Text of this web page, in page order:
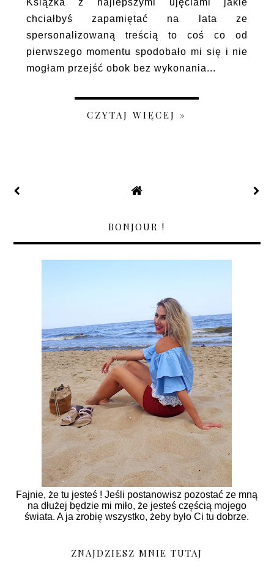
chciałbyś zapamiętać na lata ze
spersonalizowaną treścią to coś co od
pierwszego momentu spodobało mi się i nie
mogłam przejść obok bez wykonania...
CZYTAJ WIĘCEJ »
BONJOUR !
Fajnie, że tu jesteś ! Jeśli postanowisz pozostać ze mną
na dłużej będzie mi miło, że jesteś częścią mojego
świata. A ja zrobię wszystko, żeby było Ci tu dobrze.
ZNAJDZIESZ MNIE TUTAJ